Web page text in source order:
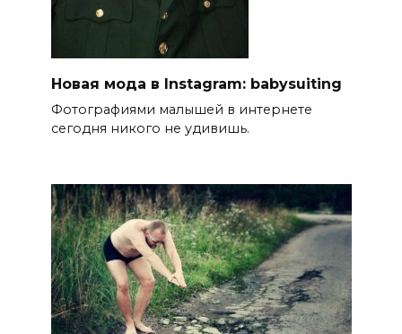
Новая мода в Instagram: babysuiting
Фотографиями малышей в интернете
сегодня никого не удивишь.